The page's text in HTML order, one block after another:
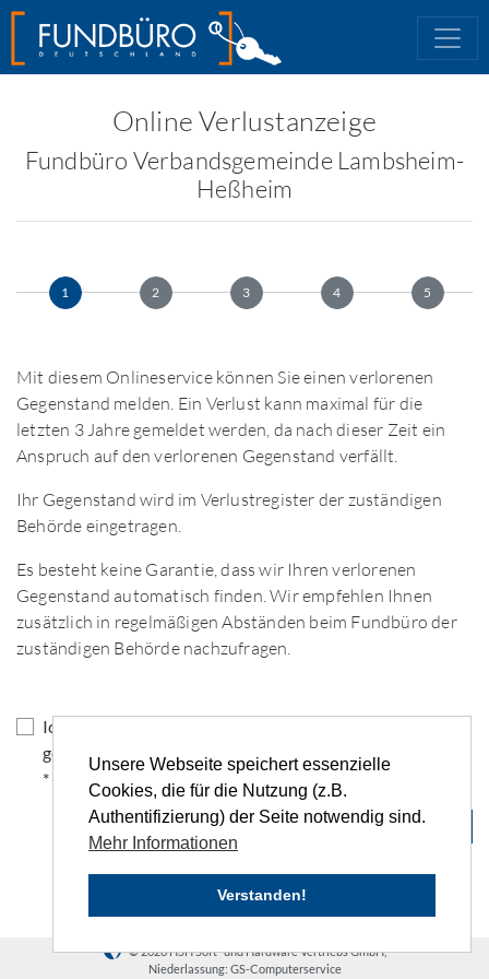
Unsere Webseite speichert essenzielle
Cookies, die für die Nutzung (z.B.
Authentifizierung) der Seite notwendig sind.
Mehr Informationen
Verstanden!
Online Verlustanzeige
Fundbüro Verbandsgemeinde Lambsheim-
Heßheim
1 2 3 4 5
Mit diesem Onlineservice können Sie einen verlorenen
Gegenstand melden. Ein Verlust kann maximal für die
letzten 3 Jahre gemeldet werden, da nach dieser Zeit ein
Anspruch auf den verlorenen Gegenstand verfällt.
Ihr Gegenstand wird im Verlustregister der zuständigen
Behörde eingetragen.
Es besteht keine Garantie, dass wir Ihren verlorenen
Gegenstand automatisch finden. Wir empfehlen Ihnen
zusätzlich in regelmäßigen Abständen beim Fundbüro der
zuständigen Behörde nachzufragen.
Ich habe die Hinweise zum
genommen und akzeptiere die genannten Bedingungen
*
← Zurück Weiter →
© 2026 HSH Soft- und Hardware Vertriebs GmbH,
Niederlassung: GS-Computerservice